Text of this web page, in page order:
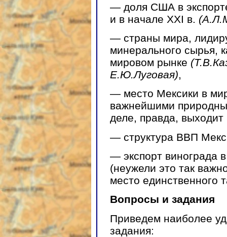
— доля США в
и в начале ХXI в.
— страны мира,
минерального сырья,
мировом рынке
Е.Ю.Луговая),
— место Мексики в
важнейшими
деле, правда,
— структура ВВП
— экспорт винограда
(неужели это так
место единственного
Вопросы и задания
Приведем наиболее
задания: